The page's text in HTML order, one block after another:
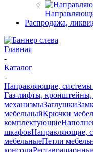
Распродажа,
Главная
-
Каталог
-
Направляющие,
Газ-лифты,
механизмыЗаглушки
мебельныйКрючки
комплектующие
шкафовНаправляющие,
мебельныеПетли
консоли